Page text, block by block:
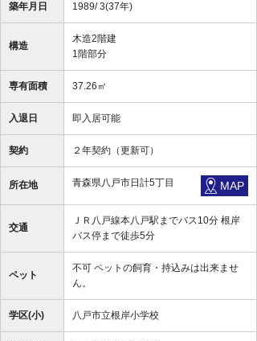
築年月日 1989/ 3(37年)
構造
木造2階建
1階部分
専有面積 37.26㎡
入退日 即入居可能
契約 ２年契約（更新可）
所在地 青森県八戸市日計5丁目 MAP
交通
ＪＲ八戸線本八戸駅までバス10分 根岸
バス停まで徒歩5分
ペット
不可 ペットの飼育・持込みは出来ませ
ん。
学区(小) 八戸市立根岸小学校